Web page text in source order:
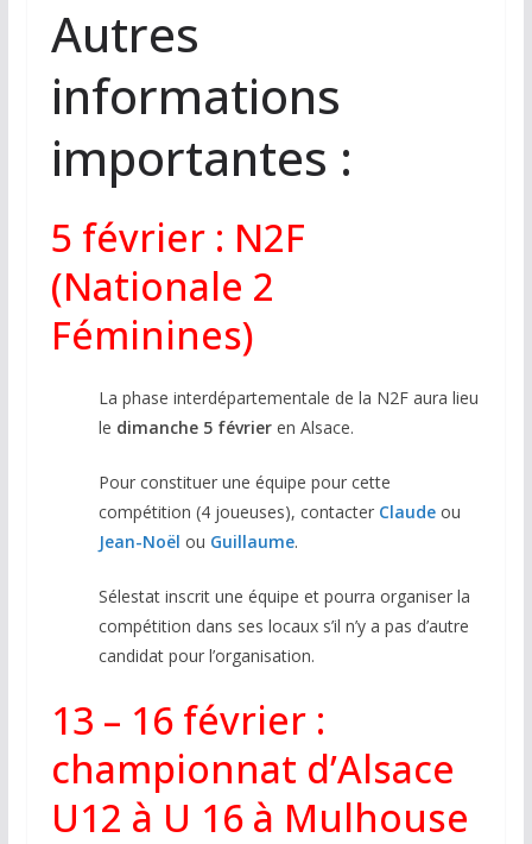
Autres
informations
importantes :
5 février : N2F
(Nationale 2
Féminines)
La phase interdépartementale de la N2F aura lieu
le dimanche 5 févrieren Alsace.
Pour constituer une équipe pour cette
compétition (4 joueuses), contacter Claudeou
Jean-Noël ou Guillaume.
Sélestat inscrit une équipe et pourra organiser la
compétition dans ses locaux s’il n’y a pas d’autre
candidat pour l’organisation.
13 – 16 février :
championnat d’Alsace
U12 à U 16 à Mulhouse